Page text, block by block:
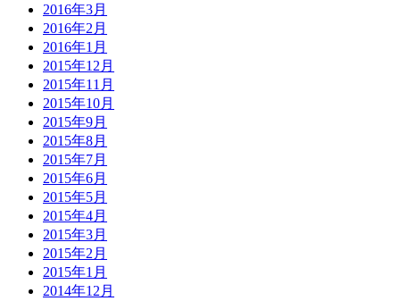
2016年3月
2016年2月
2016年1月
2015年12月
2015年11月
2015年10月
2015年9月
2015年8月
2015年7月
2015年6月
2015年5月
2015年4月
2015年3月
2015年2月
2015年1月
2014年12月